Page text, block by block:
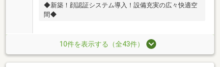
◆新築！顔認証システム導入！設備充実の広々快適空
間◆
10件を表示する（全43件）